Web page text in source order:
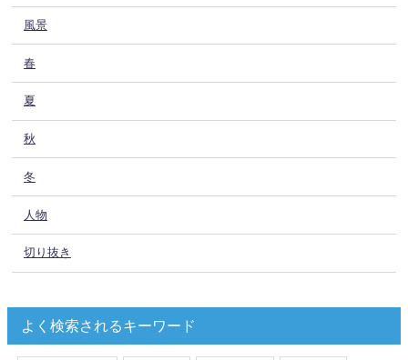
風景
春
夏
秋
冬
人物
切り抜き
よく検索されるキーワード